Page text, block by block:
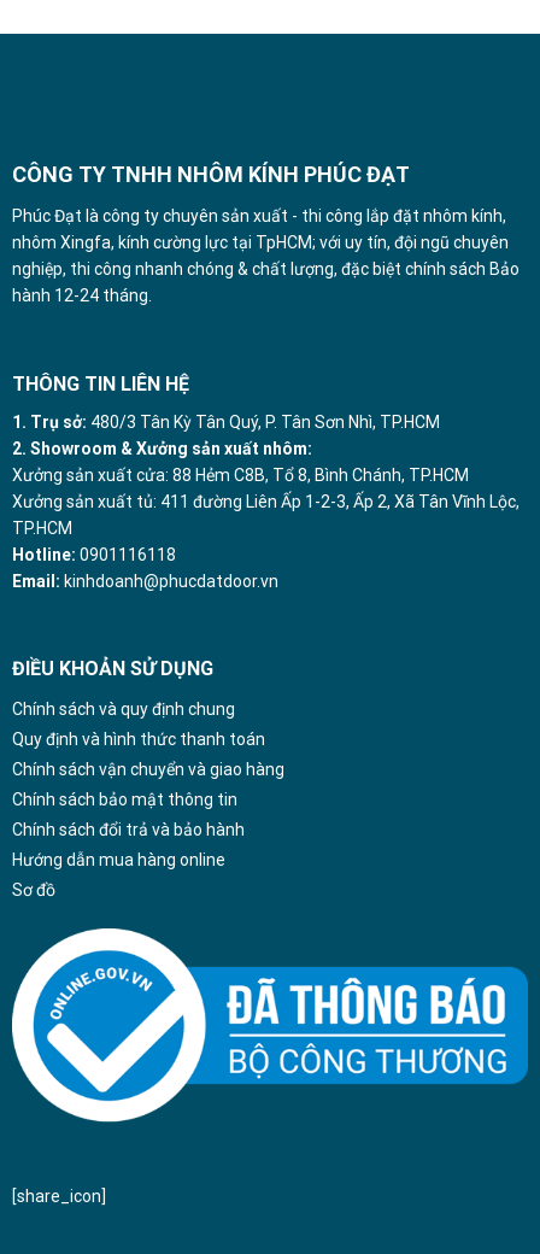
CÔNG TY TNHH NHÔM KÍNH PHÚC ĐẠT
Phúc Đạt là công ty chuyên sản xuất - thi công lắp đặt nhôm kính,
nhôm Xingfa, kính cường lực tại TpHCM; với uy tín, đội ngũ chuyên
nghiệp, thi công nhanh chóng & chất lượng, đặc biệt chính sách Bảo
hành 12-24 tháng.
THÔNG TIN LIÊN HỆ
1. Trụ sở: 480/3 Tân Kỳ Tân Quý, P. Tân Sơn Nhì, TP.HCM
2. Showroom & Xưởng sản xuất nhôm:
Xưởng sản xuất cửa: 88 Hẻm C8B, Tổ 8, Bình Chánh, TP.HCM
Xưởng sản xuất tủ: 411 đường Liên Ấp 1-2-3, Ấp 2, Xã Tân Vĩnh Lộc,
TP.HCM
Hotline: 0901116118
Email: kinhdoanh@phucdatdoor.vn
ĐIỀU KHOẢN SỬ DỤNG
Chính sách và quy định chung
Quy định và hình thức thanh toán
Chính sách vận chuyển và giao hàng
Chính sách bảo mật thông tin
Chính sách đổi trả và bảo hành
Hướng dẫn mua hàng online
Sơ đồ
[share_icon]